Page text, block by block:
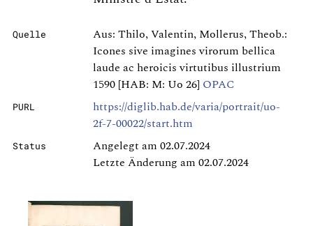
Quelle
Aus: Thilo, Valentin, Mollerus, Theob.:
Icones sive imagines virorum bellica
laude ac heroicis virtutibus illustrium
1590 [HAB: M: Uo 26] OPAC
PURL
https://diglib.hab.de/varia/portrait/uo-
2f-7-00022/start.htm
Status
Angelegt am 02.07.2024
Letzte Änderung am 02.07.2024